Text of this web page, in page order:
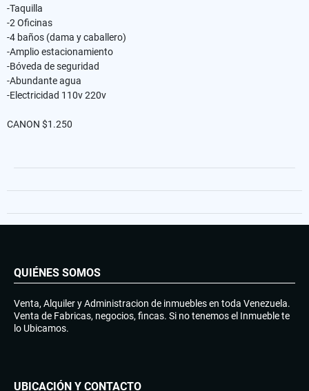
-Taquilla
-2 Oficinas
-4 baños (dama y caballero)
-Amplio estacionamiento
-Bóveda de seguridad
-Abundante agua
-Electricidad 110v 220v
CANON $1.250
QUIÉNES SOMOS
Venta, Alquiler y Administracion de inmuebles en toda Venezuela.
Venta de Fabricas, negocios, fincas. Si no tenemos el Inmueble te
lo Ubicamos.
UBICACIÓN Y CONTACTO